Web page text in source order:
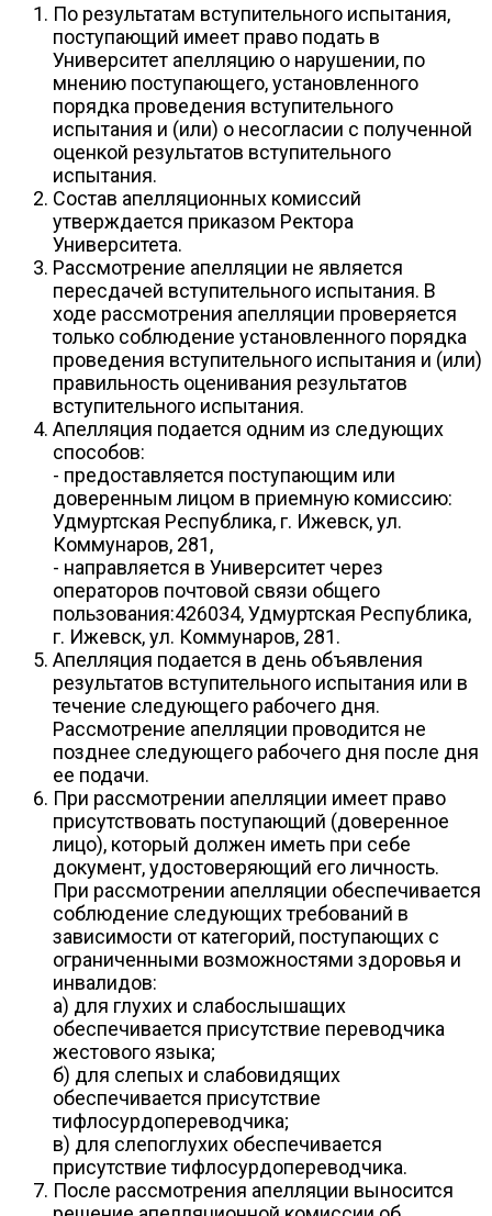
По результатам вступительного испытания,
поступающий имеет право подать в
Университет апелляцию о нарушении, по
мнению поступающего, установленного
порядка проведения вступительного
испытания и (или) о несогласии с полученной
оценкой результатов вступительного
испытания.
Состав апелляционных комиссий
утверждается приказом Ректора
Университета.
Рассмотрение апелляции не является
пересдачей вступительного испытания. В
ходе рассмотрения апелляции проверяется
только соблюдение установленного порядка
проведения вступительного испытания и (или)
правильность оценивания результатов
вступительного испытания.
Апелляция подается одним из следующих
способов:
- предоставляется поступающим или
доверенным лицом в приемную комиссию:
Удмуртская Республика, г. Ижевск, ул.
Коммунаров, 281,
- направляется в Университет через
операторов почтовой связи общего
пользования:426034, Удмуртская Республика,
г. Ижевск, ул. Коммунаров, 281.
Апелляция подается в день объявления
результатов вступительного испытания или в
течение следующего рабочего дня.
Рассмотрение апелляции проводится не
позднее следующего рабочего дня после дня
ее подачи.
При рассмотрении апелляции имеет право
присутствовать поступающий (доверенное
лицо), который должен иметь при себе
документ, удостоверяющий его личность.
При рассмотрении апелляции обеспечивается
соблюдение следующих требований в
зависимости от категорий, поступающих с
ограниченными возможностями здоровья и
инвалидов:
а) для глухих и слабослышащих
обеспечивается присутствие переводчика
жестового языка;
б) для слепых и слабовидящих
обеспечивается присутствие
тифлосурдопереводчика;
в) для слепоглухих обеспечивается
присутствие тифлосурдопереводчика.
После рассмотрения апелляции выносится